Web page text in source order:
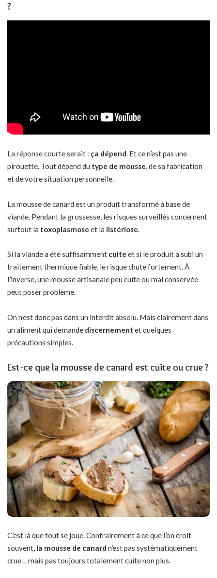
?
La réponse courte serait : ça dépend. Et ce n’est pas une
pirouette. Tout dépend du type de mousse, de sa fabrication
et de votre situation personnelle.
La mousse de canard est un produit transformé à base de
viande. Pendant la grossesse, les risques surveillés concernent
surtout la toxoplasmose et la listériose
Si la viande a été suffisamment cuite et si le produit a subi un
traitement thermique fiable, le risque chute fortement. À
l’inverse, une mousse artisanale peu cuite ou mal conservée
peut poser problème.
On n’est donc pas dans un interdit absolu. Mais clairement dans
un aliment qui demande discernement et quelques
précautions simples.
Est-ce que la mousse de canard est cuite ou crue ?
C’est là que tout se joue. Contrairement à ce que l’on croit
souvent, la mousse de canard n’est pas systématiquement
crue… mais pas toujours totalement cuite non plus.